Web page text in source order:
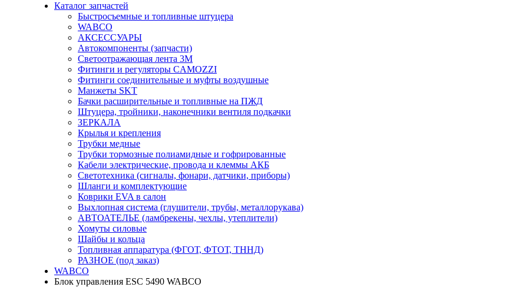
Каталог запчастей
Быстросъемные и топливные штуцера
WABCO
АКСЕССУАРЫ
Автокомпоненты (запчасти)
Светоотражающая лента 3М
Фитинги и регуляторы CAMOZZI
Фитинги соединительные и муфты воздушные
Манжеты SKT
Бачки расширительные и топливные на ПЖД
Штуцера, тройники, наконечники вентиля подкачки
ЗЕРКАЛА
Крылья и крепления
Трубки медные
Трубки тормозные полиамидные и гофрированные
Кабели электрические, провода и клеммы АКБ
Светотехника (сигналы, фонари, датчики, приборы)
Шланги и комплектующие
Коврики EVA в салон
Выхлопная система (глушители, трубы, металлорукава)
АВТОАТЕЛЬЕ (ламбрекены, чехлы, утеплители)
Хомуты силовые
Шайбы и кольца
Топливная аппаратура (ФГОТ, ФТОТ, ТННД)
РАЗНОЕ (под заказ)
WABCO
Блок управления ESC 5490 WABCO